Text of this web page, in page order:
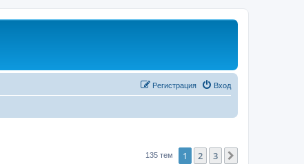
Вход
Регистрация
135 тем 1 2 3